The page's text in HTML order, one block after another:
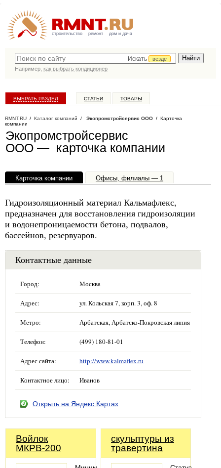
строительство ремонт дом и дача
Искать
везде
Например, как выбрать кондиционер
ВЫБРАТЬ РАЗДЕЛ СТАТЬИ ТОВАРЫ
RMNT.RU / Каталог компаний / Экопромстройсервис ООО / Карточка
компании
Экопромстройсервис
ООО — карточка компании
Карточка компании Офисы, филиалы — 1
Гидроизоляционный материал Кальмафлекс,
предназначен для восстановления гидроизоляции
и водонепроницаемости бетона, подвалов,
бассейнов, резервуаров.
Контактные данные
Город: Москва
Адрес: ул. Кольская 7, корп. 3, оф. 8
Метро: Арбатская, Арбатско-Покровская линия
Телефон: (499) 180-81-01
Адрес сайта: http://www.kalmaflex.ru
Контактное лицо: Иванов
Открыть на Яндекс.Картах
Войлок
МКРВ-200
скульптуры из
травертина